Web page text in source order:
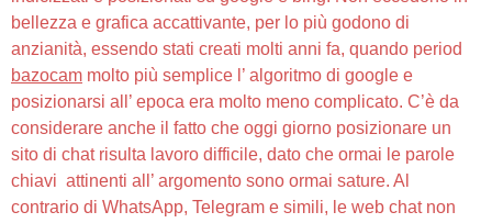
bellezza e grafica accattivante, per lo più godono di
anzianità, essendo stati creati molti anni fa, quando period
bazocam molto più semplice l’ algoritmo di google e
posizionarsi all’ epoca era molto meno complicato. C’è da
considerare anche il fatto che oggi giorno posizionare un
sito di chat risulta lavoro difficile, dato che ormai le parole
chiavi attinenti all’ argomento sono ormai sature. Al
contrario di WhatsApp, Telegram e simili, le web chat non